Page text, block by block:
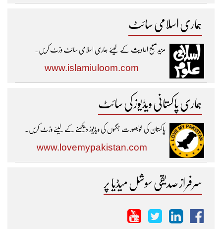
ہماری اسلامی سائٹ
مزیدصحیح احادیث کے لیئے ہماری اسلامی سائٹ وزٹ کریں۔
www.islamiuloom.com
ہماری پاکستانی ویڈیوز کی سائٹ
پاکستان کی خوبصورت جگہوں کی ویڈیوز دیکھنے کے لیئے وزٹ کریں۔
www.lovemypakistan.com
سرفراز صدیقی سوشل میڈیا پر